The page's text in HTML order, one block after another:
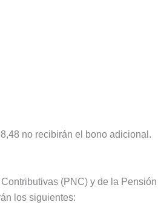
no recibirán el bono adicional.
(PNC) y de la Pensión
los siguientes: